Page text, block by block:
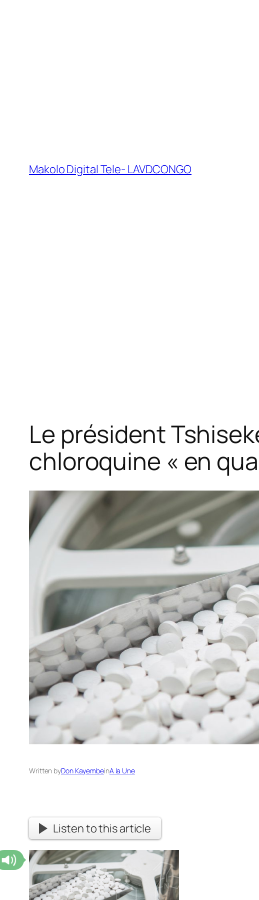
Makolo Digital Tele- LAVDCONGO
Le président
chloroquine « en
Written byDon KayembeinA la Une
Listen to this article